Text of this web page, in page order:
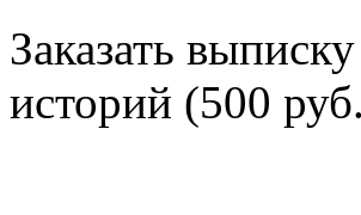
Заказать
историй (500